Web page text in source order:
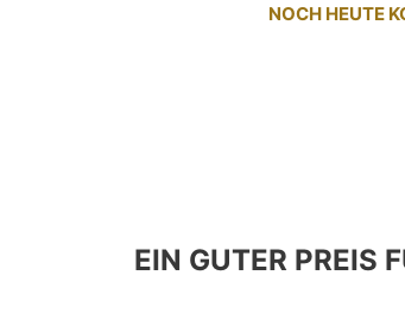
NOCH HEUTE
EIN GUTER PREIS